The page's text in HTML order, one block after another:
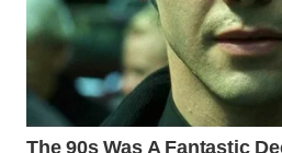
CIREBON
INDRAMAYU